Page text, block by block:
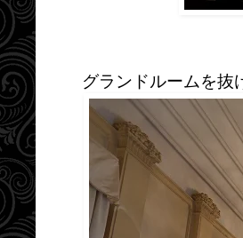
グランドルームを抜